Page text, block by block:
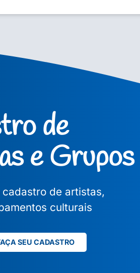
de
e Grupos
de artistas,
culturais
SEU CADASTRO